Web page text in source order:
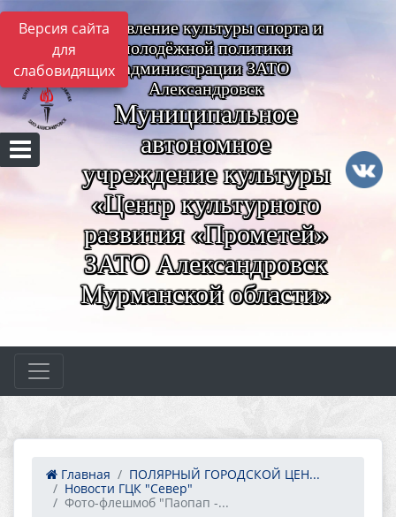
Версия сайта
для
слабовидящих
Управление культуры спорта и
молодёжной политики
администрации ЗАТО
Александровск
Муниципальное
автономное
учреждение культуры
«Центр культурного
развития «Прометей»
ЗАТО Александровск
Мурманской области»
Главная
ПОЛЯРНЫЙ ГОРОДСКОЙ ЦЕН...
Новости ГЦК "Север"
Фото-флешмоб "Паопап -...